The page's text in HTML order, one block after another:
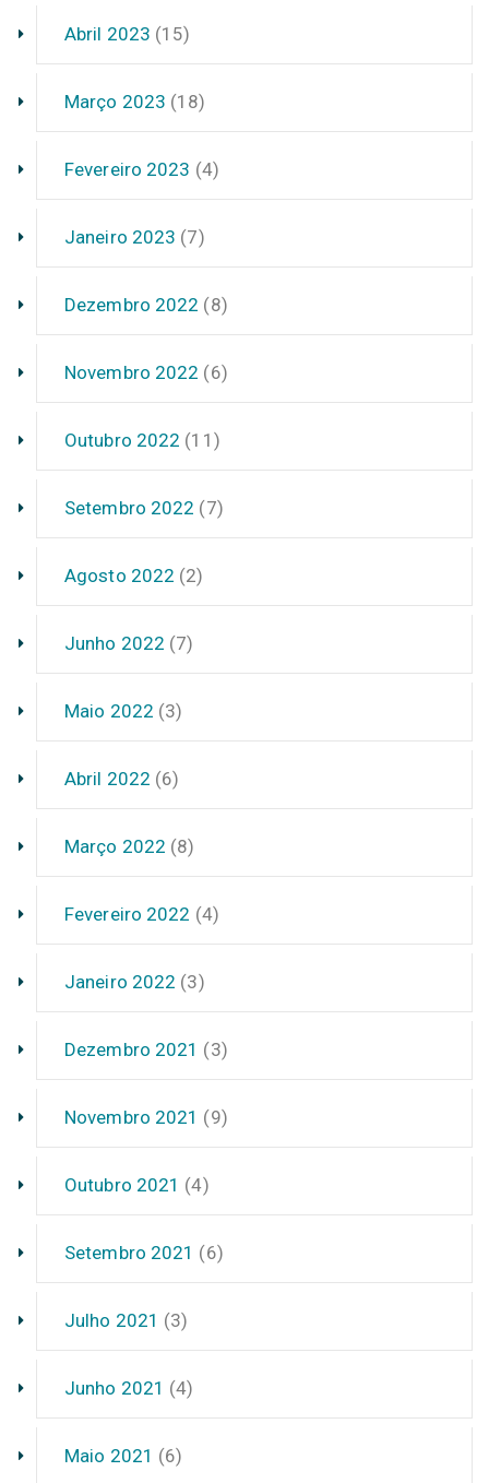
Abril 2023 (15)
Março 2023 (18)
Fevereiro 2023 (4)
Janeiro 2023 (7)
Dezembro 2022 (8)
Novembro 2022 (6)
Outubro 2022 (11)
Setembro 2022 (7)
Agosto 2022 (2)
Junho 2022 (7)
Maio 2022 (3)
Abril 2022 (6)
Março 2022 (8)
Fevereiro 2022 (4)
Janeiro 2022 (3)
Dezembro 2021 (3)
Novembro 2021 (9)
Outubro 2021 (4)
Setembro 2021 (6)
Julho 2021 (3)
Junho 2021 (4)
Maio 2021 (6)